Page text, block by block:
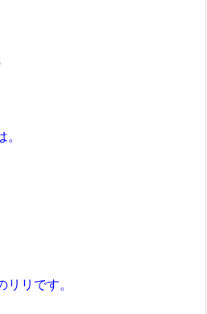
リです。